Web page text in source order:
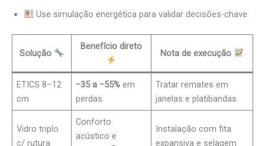
Use simulação energética para validar decisões-chave
Solução
Benefício direto
Nota de execução
ETICS 8–12
cm
−35 a −55% em
perdas
Tratar remates em
janelas e platibandas
Vidro triplo
c/ rutura
Conforto
acústico e
Instalação com fita
expansiva e selagem